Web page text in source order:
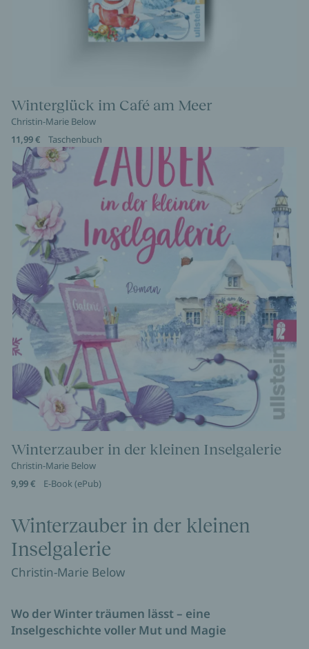
Winterglück im Café am Meer
Christin-Marie Below
11,99 €
Taschenbuch
Winterzauber in der kleinen Inselgalerie
Christin-Marie Below
9,99 €
E-Book (ePub)
Winterzauber in der kleinen
Inselgalerie
Christin-Marie Below
Wo der Winter träumen lässt – eine
Inselgeschichte voller Mut und Magie